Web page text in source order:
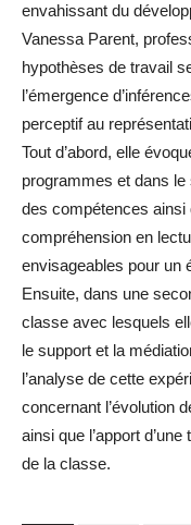
envahissant du
Vanessa Parent,
hypothèses de travail
l’émergence
perceptif au
Tout d’abord, elle
programmes et dans
des compétences ainsi
compréhension en
envisageables pour un
Ensuite, dans une
classe avec lesquels
le support et la
l’analyse de cette
concernant l’évolution
ainsi que l’apport
de la classe.